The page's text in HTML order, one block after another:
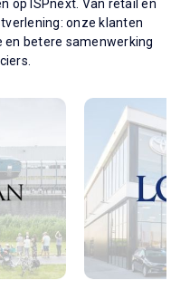
op ISPnext. Van retail en
onze klanten
betere samenwerking